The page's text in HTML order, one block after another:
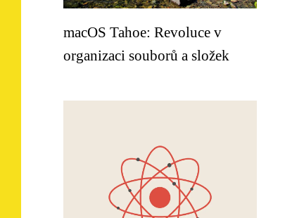
macOS Tahoe: Revoluce v
organizaci souborů a složek